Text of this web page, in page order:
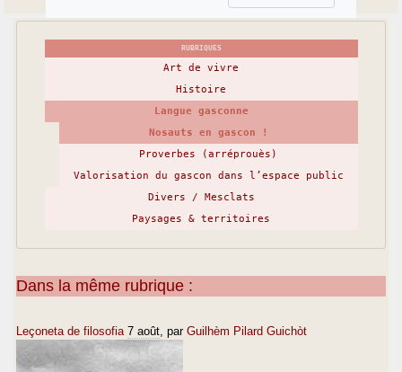
RUBRIQUES
Art de vivre
Histoire
Langue gasconne
Nosauts en gascon !
Proverbes (arréprouès)
Valorisation du gascon dans l’espace public
Divers / Mesclats
Paysages & territoires
Dans la même rubrique :
Leçoneta de filosofia 7 août , par Guilhèm Pilard Guichòt